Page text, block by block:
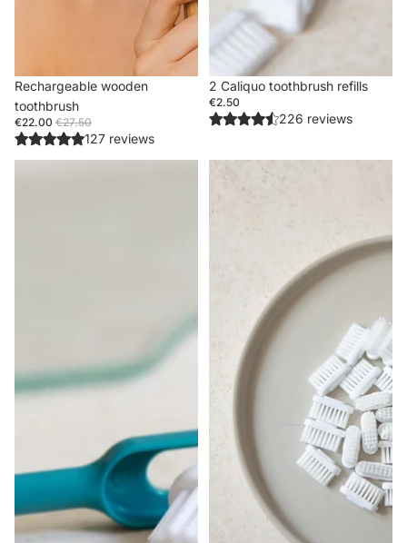
Sale
Rechargeable wooden
toothbrush
€22.00 €27.50
127 reviews
2 Caliquo toothbrush refills
€2.50
226 reviews